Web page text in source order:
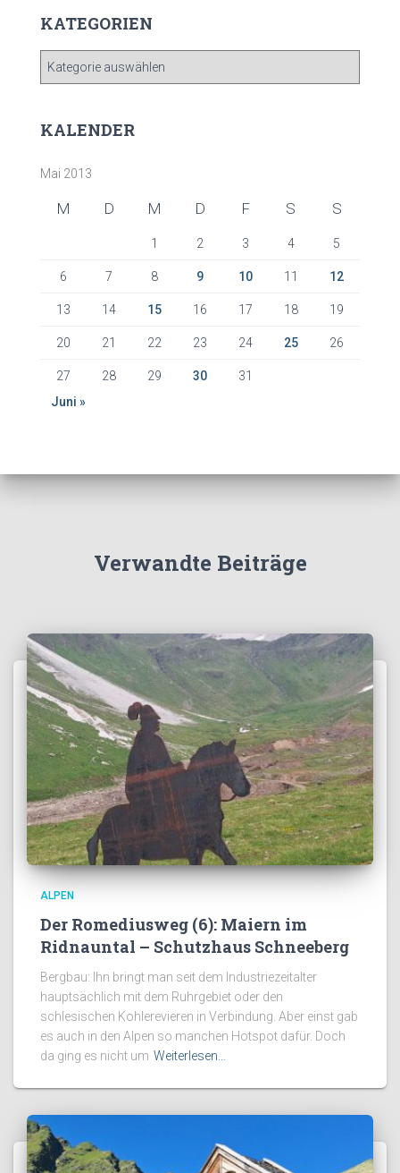
KATEGORIEN
G
R
KALENDER
Mai 2013
M D M D F S S
1 2 3 4 5
6 7 8 9 10 11 12
13 14 15 16 17 18 19
20 21 22 23 24 25 26
27 28 29 30
31
Juni »
Verwandte Beiträge
ALPEN
Der Romediusweg (6): Maiern im
Ridnauntal – Schutzhaus Schneeberg
Bergbau: Ihn bringt man seit dem Industriezeitalter
hauptsächlich mit dem Ruhrgebiet oder den
schlesischen Kohlerevieren in Verbindung. Aber einst gab
es auch in den Alpen so manchen Hotspot dafür. Doch
da ging es nicht um Weiterlesen…